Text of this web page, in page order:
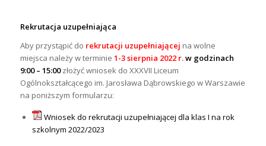
Rekrutacja uzupełniająca
Aby przystąpić do rekrutacji uzupełniającej na wolne
miejsca należy w terminie 1-3 sierpnia 2022 r.w godzinach
9:00 – 15:00złożyć wniosek do XXXVII Liceum
Ogólnokształcącego im. Jarosława Dąbrowskiego w Warszawie
na poniższym formularzu:
Wniosek do rekrutacji uzupełniającej dla klas I na rok
szkolnym 2022/2023